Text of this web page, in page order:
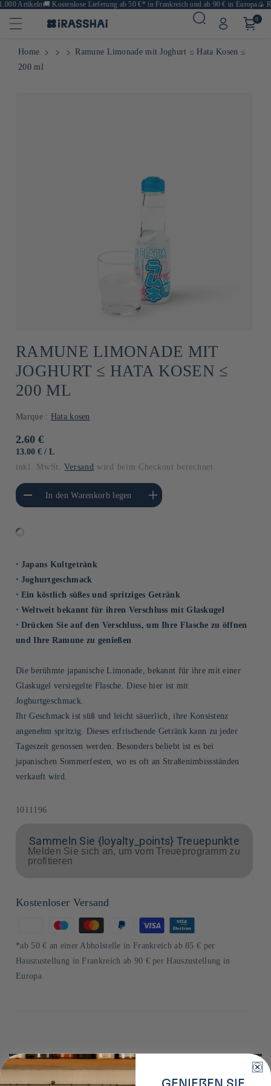
Artikeln🚚Kostenlose Lieferung ab 50 €* in Frankreich und ab 90 € in Europa🍙
0
Home
Ramune Limonade mit Joghurt ≤ Hata Kosen ≤
200 ml
RAMUNE LIMONADE MIT
JOGHURT ≤ HATA KOSEN ≤
200 ML
Marque : Hata kosen
Normaler
Preis
2.60 €
GRUNDPREIS
13.00 € / PRO
L
inkl. MwSt.Versand wird beim Checkout berechnet
die Menge für
TitleIn den Warenkorb legen
Erhöhe die Menge für Default
Title
⋅ Japans Kultgetränk
⋅ Joghurtgeschmack
⋅ Ein köstlich süßes und spritziges Getränk
⋅ Weltweit bekannt für ihren Verschluss mit Glaskugel
⋅ Drücken Sie auf den Verschluss, um Ihre Flasche zu öffnen
und Ihre Ramune zu genießen
Die berühmte japanische Limonade, bekannt für ihre mit einer
Glaskugel versiegelte Flasche. Diese hier ist mit
Joghurtgeschmack.
Ihr Geschmack ist süß und leicht säuerlich, ihre Konsistenz
angenehm spritzig. Dieses erfrischende Getränk kann zu jeder
Tageszeit genossen werden. Besonders beliebt ist es bei
japanischen Sommerfesten, wo es oft an Straßenimbissständen
verkauft wird.
SKU:
1011196
Sammeln Sie {loyalty_points} Treuepunkte
Melden Sie sich an, um vom Treueprogramm zu
profitieren
Kostenloser Versand
Zahlungsmethoden
*ab 50 € an einer Abholstelle in Frankreich ab 85 € per
Hauszustellung in Frankreich ab 90 € per Hauszustellung in
Europa
Plus de détails sur ce produit